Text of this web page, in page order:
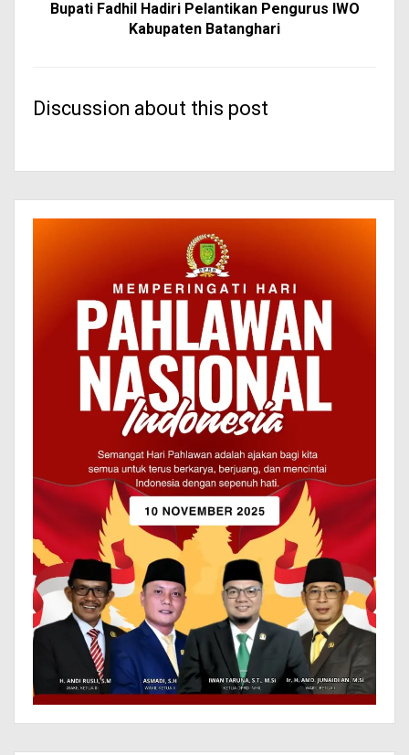
Bupati Fadhil Hadiri Pelantikan Pengurus IWO
Kabupaten Batanghari
Discussion about this post